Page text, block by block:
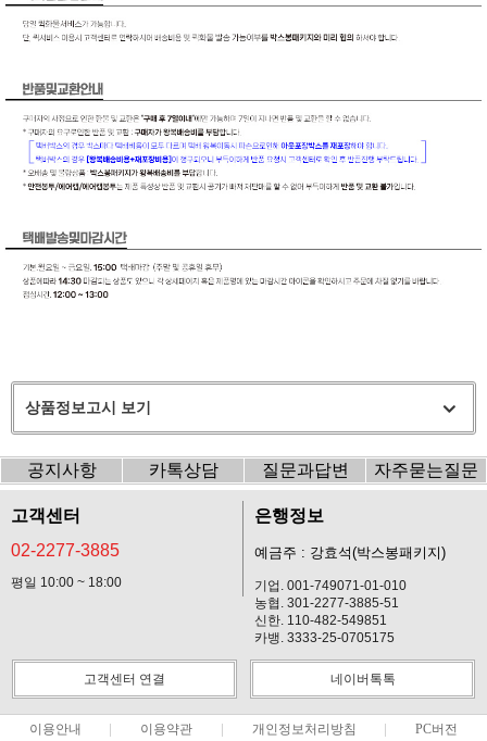
상품정보고시 보기
공지사항 카톡상담 질문과답변 자주묻는질문
고객센터
02-2277-3885
평일 10:00 ~ 18:00
은행정보
예금주 : 강효석(박스봉패키지)
기업. 001-749071-01-010
농협. 301-2277-3885-51
신한. 110-482-549851
카뱅. 3333-25-0705175
고객센터 연결 네이버톡톡
이용안내 이용약관 개인정보처리방침 PC버전